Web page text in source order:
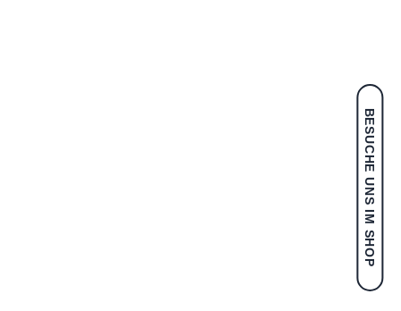
BESUCHE UNS IM SHOP